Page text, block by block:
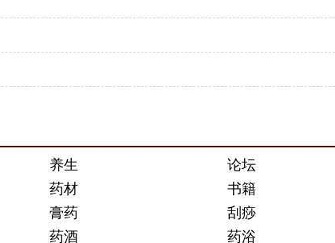
养生
论坛
药材
书籍
膏药
刮痧
药酒 药浴